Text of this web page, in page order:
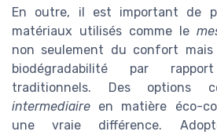
En outre, il est important de
matériaux utilisés comme le
non seulement du confort mais
biodégradabilité par
traditionnels. Des options
intermediaire en matière éco-
une vraie différence.